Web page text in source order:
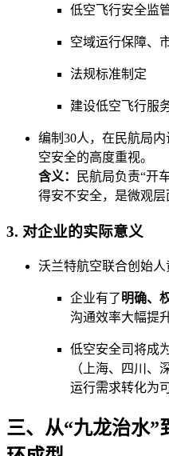
低空飞行安全监
空域运行保障、
法规标准制定
建设低空飞行服
编制30人，在民航局
空安全的高度重视。
含义：
民航局负责“开
得安不安全，是微观层
3. 对企业的实际意义
沃兰特航空联合创始人
企业有了明确、
沟通效率大幅提
低空安全司将成
（上海、四川、
运行需求转化为
三、从“九龙治水”